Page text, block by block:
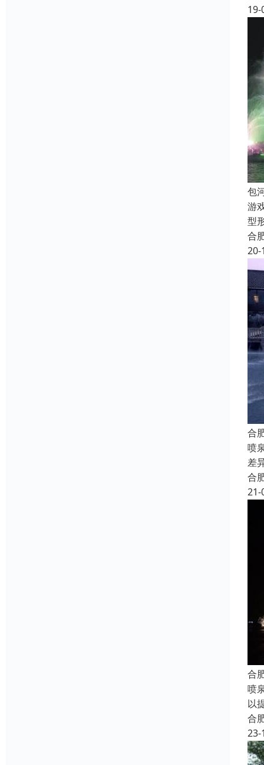
19-
包
游
型
合
20-
合
喷
差
合
21-
合
喷
以
合
23-